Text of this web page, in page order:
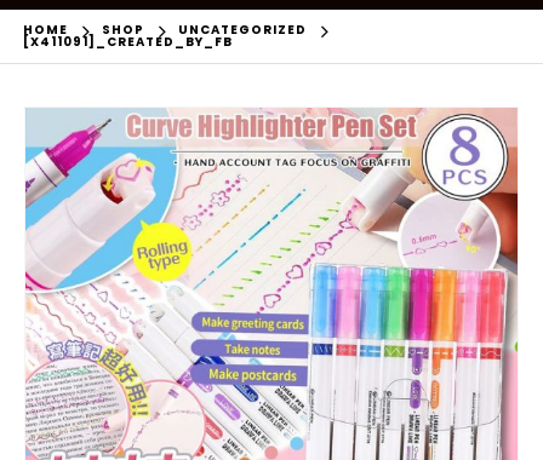
HOME SHOP UNCATEGORIZED
[X411091]_CREATED_BY_FB